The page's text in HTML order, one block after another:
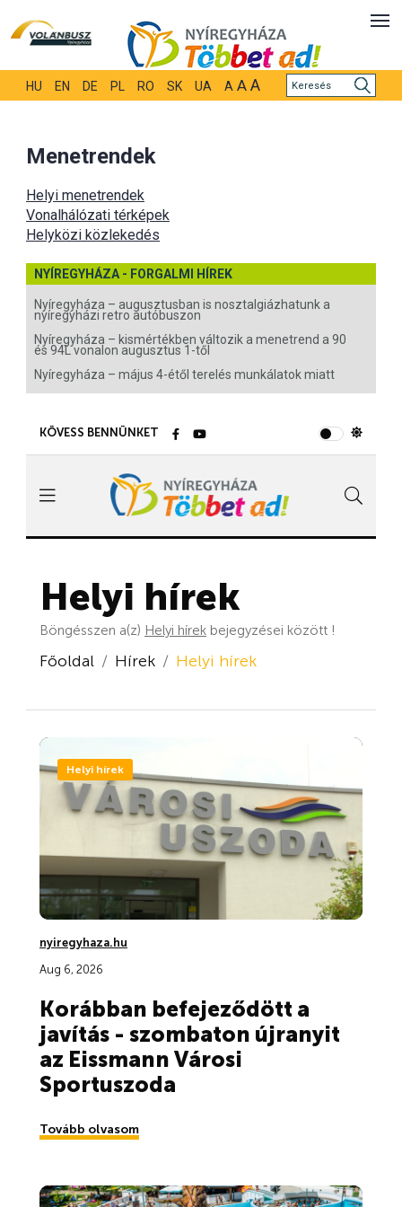
HU EN DE PL RO SK UA A A A
Menetrendek
Helyi menetrendek
Vonalhálózati térképek
Helyközi közlekedés
NYÍREGYHÁZA - FORGALMI HÍREK
Nyíregyháza – augusztusban is nosztalgiázhatunk a
nyíregyházi retro autóbuszon
Nyíregyháza – kismértékben változik a menetrend a 90
és 94L vonalon augusztus 1-től
Nyíregyháza – május 4-étől terelés munkálatok miatt